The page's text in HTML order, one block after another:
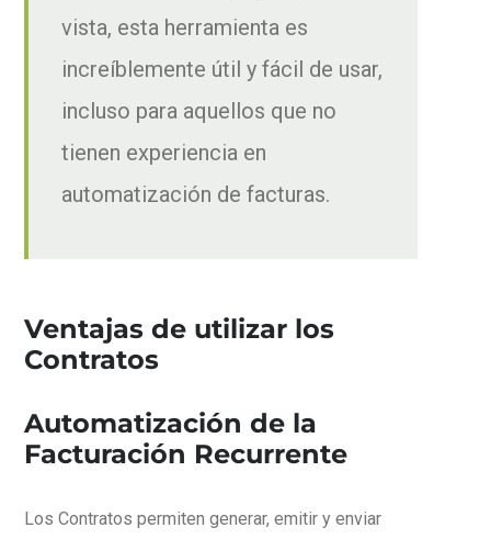
vista, esta herramienta es
increíblemente útil y fácil de usar,
incluso para aquellos que no
tienen experiencia en
automatización de facturas.
Ventajas de utilizar los
Contratos
Automatización de la
Facturación Recurrente
Los Contratos permiten generar, emitir y enviar